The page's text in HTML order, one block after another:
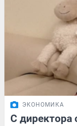
ЭКОНОМИКА
С директора